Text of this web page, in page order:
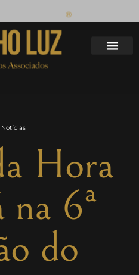
Notícias
Hora
na 6ª
do